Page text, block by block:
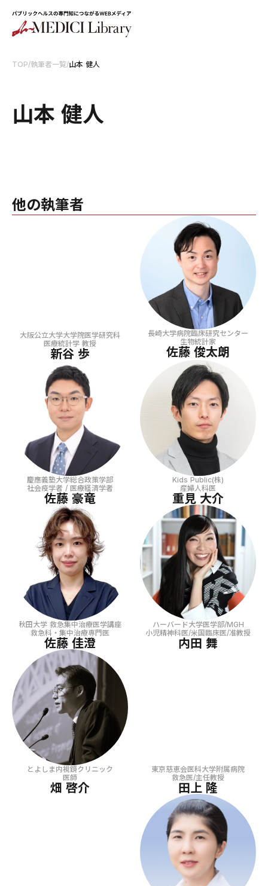
TOP/執筆者一覧/山本 健人
山本 健人
他の執筆者
大阪公立大学大学院医学研究科
医療統計学 教授
新谷 歩
長崎大学病院臨床研究センター
生物統計家
佐藤 俊太朗
慶應義塾大学総合政策学部
社会疫学者 / 医療経済学者
佐藤 豪竜
Kids Public(株)
産婦人科医
重見 大介
秋田大学 救急集中治療医学講座
救急科・集中治療専門医
佐藤 佳澄
ハーバード大学医学部/MGH
小児精神科医/米国臨床医/准教授
内田 舞
とよしま内視鏡クリニック
医師
畑 啓介
東京慈恵会医科大学附属病院
救急医/主任教授
田上 隆